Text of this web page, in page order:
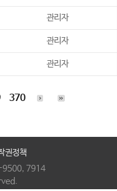
관리자
관리자
관리자
370
권정책
9500, 7914